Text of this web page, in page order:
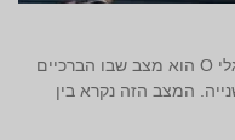
מדרסים לרגלי O גנו וארוס גנו וארוס או רגלי O הוא מצב שבו הברכיים
המצב הזה נקרא בין